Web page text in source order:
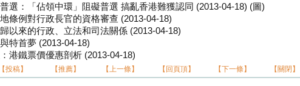
選：「佔領中環」阻礙普選 搞亂香港難獲認同 (2013-04-18) (圖)
條例對行政長官的資格審查 (2013-04-18)
以來的行政、立法和司法關係 (2013-04-18)
特首夢 (2013-04-18)
港鐵票價優惠剖析 (2013-04-18)
【投稿】 【推薦】 【上一條】 【回頁頂】 【下一條】 【關閉】